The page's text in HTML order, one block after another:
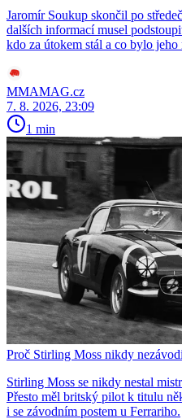
Jaromír Soukup skončil po
dalších informací musel
kdo za útokem stál a co bylo jeho
MMAMAG.cz
7. 8. 2026, 23:09
1 min
Proč Stirling Moss nikdy
Stirling Moss se nikdy nestal
Přesto měl britský pilot k titulu
i se závodním postem u Ferrariho.